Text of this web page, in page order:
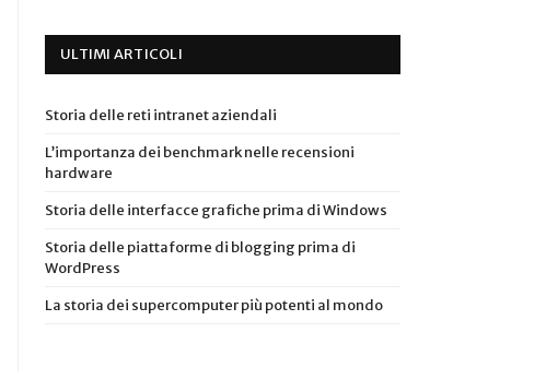
ULTIMI ARTICOLI
Storia delle reti intranet aziendali
L’importanza dei benchmark nelle recensioni
hardware
Storia delle interfacce grafiche prima di Windows
Storia delle piattaforme di blogging prima di
WordPress
La storia dei supercomputer più potenti al mondo